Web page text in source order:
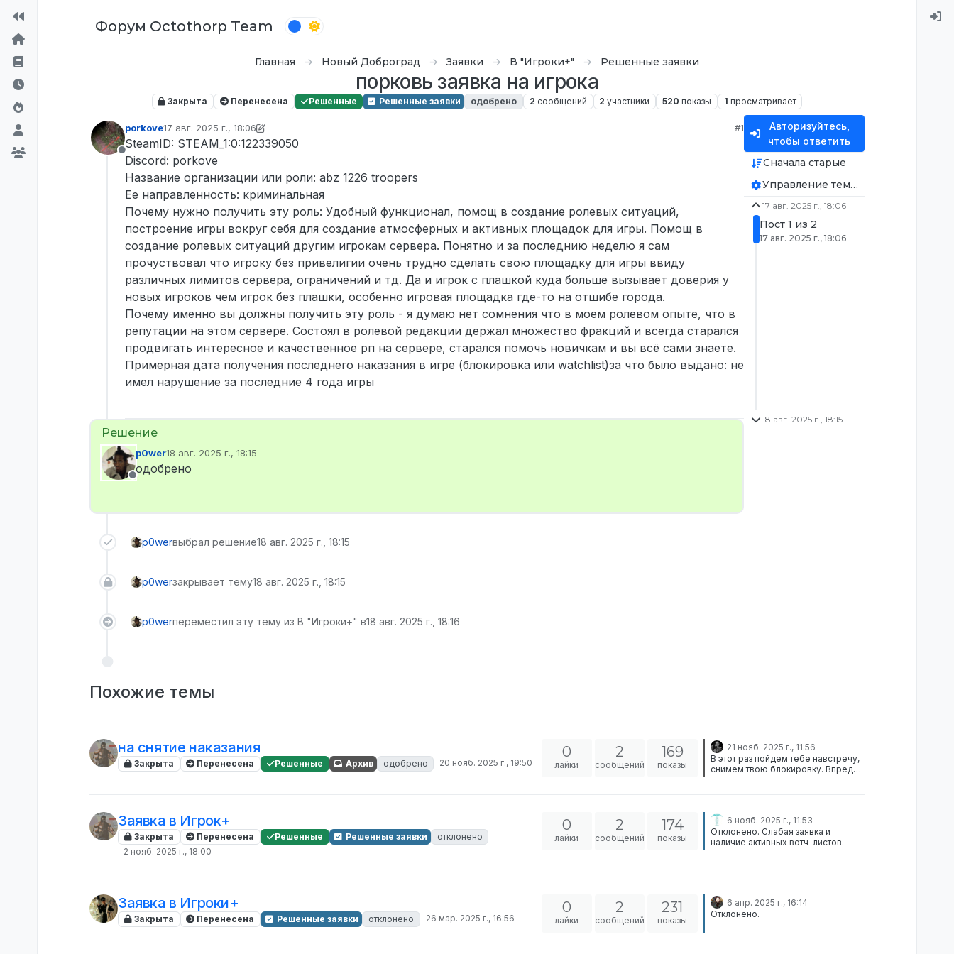
Форум Octothorp Team
Главная Новый Доброград Заявки В "Игроки+" Решенные заявки
порковь заявка на игрока
Закрыта Перенесена Решенные Решенные заявки одобрено 2 сообщений 2 участники 520 показы 1 просматривает
Не в сети
porkove17 авг. 2025 г., 18:06
отредактировано p0wer
#1
SteamID: STEAM_1:0:122339050
Discord: porkove
Название организации или роли: abz 1226 troopers
Ее направленность: криминальная
Почему нужно получить эту роль: Удобный функционал, помощ в создание ролевых ситуаций,
построение игры вокруг себя для создание атмосферных и активных площадок для игры. Помощ в
создание ролевых ситуаций другим игрокам сервера. Понятно и за последнию неделю я сам
прочуствовал что игроку без привелигии очень трудно сделать свою площадку для игры ввиду
различных лимитов сервера, ограничений и тд. Да и игрок с плашкой куда больше вызывает доверия у
новых игроков чем игрок без плашки, особенно игровая площадка где-то на отшибе города.
Почему именно вы должны получить эту роль - я думаю нет сомнения что в моем ролевом опыте, что в
репутации на этом сервере. Состоял в ролевой редакции держал множество фракций и всегда старался
продвигать интересное и качественное рп на сервере, старался помочь новичкам и вы всё сами знаете.
Примерная дата получения последнего наказания в игре (блокировка или watchlist)за что было выдано: не
имел нарушение за последние 4 года игры
Не в сети
p0wer18 авг. 2025 г., 18:15
отредактировано
одобрено
p0werвыбрал решение18 авг. 2025 г., 18:15
p0werзакрывает тему18 авг. 2025 г., 18:15
p0werпереместил эту тему из В "Игроки+" в18 авг. 2025 г., 18:16
Авторизуйтесь,
чтобы ответить
Сначала старые
Управление темой
17 авг. 2025 г., 18:06
Пост 1 из 2
17 авг. 2025 г., 18:06
18 авг. 2025 г., 18:15
Похожие темы
на снятие наказания
Закрыта Перенесена Решенные Архив одобрено 20 нояб. 2025 г., 19:50
0
лайки
2
сообщений
169
показы
21 нояб. 2025 г., 11:56
В этот раз пойдем тебе навстречу,
снимем твою блокировку. Впредь
Заявка в Игрок+
Закрыта Перенесена Решенные Решенные заявки
отклонено
2 нояб. 2025 г., 18:00
0
лайки
2
сообщений
174
показы
6 нояб. 2025 г., 11:53
Отклонено. Слабая заявка и
наличие активных вотч-листов.
Заявка в Игроки+
Закрыта Перенесена Решенные заявки отклонено 26 мар. 2025 г., 16:56
0
лайки
2
сообщений
231
показы
6 апр. 2025 г., 16:14
Отклонено.